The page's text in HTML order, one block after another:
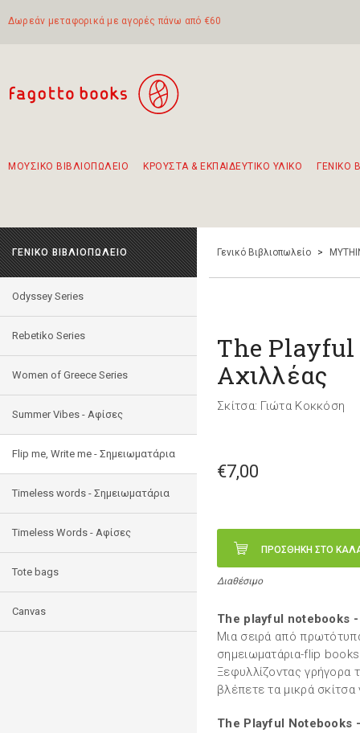
Δωρεάν μεταφορικά με αγορές πάνω από €60
ΜΟΥΣΙΚΟ ΒΙΒΛΙΟΠΩΛΕΙΟ ΚΡΟΥΣΤΑ & ΕΚΠΑΙΔΕΥΤΙΚΟ ΥΛΙΚΟ ΓΕΝΙΚΟ
ΓΕΝΙΚΟ ΒΙΒΛΙΟΠΩΛΕΙΟ
Odyssey Series
Rebetiko Series
Women of Greece Series
Summer Vibes - Αφίσες
Flip me, Write me - Σημειωματάρια
Timeless words - Σημειωματάρια
Timeless Words - Aφίσες
Tote bags
Canvas
Γενικό Βιβλιοπωλείο >
The Playful
Αχιλλέας
Σκίτσα: Γιώτα Κοκκόση
€7,00
ΠΡΟΣΘΗΚΗ ΣΤΟ
Διαθέσιμο
The playful notebooks
Μια σειρά από
σημειωματάρια-flip
Ξεφυλλίζοντας γρήγορα
βλέπετε τα μικρά σκίτσα
The Playful Notebooks